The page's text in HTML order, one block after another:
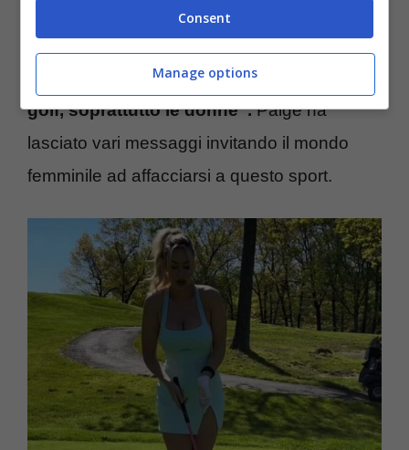
“Il golf ti aiuta negli affari, ti
permette di incontrare tante persone
incredibili e tutti dovrebbero giocare a
golf, soprattutto le donne”.Paige ha
lasciato vari messaggi invitando il mondo
femminile ad affacciarsi a questo sport.
Consent
Manage options